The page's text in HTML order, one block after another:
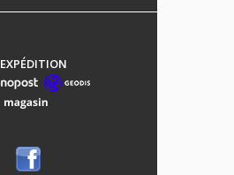
EXPÉDITION